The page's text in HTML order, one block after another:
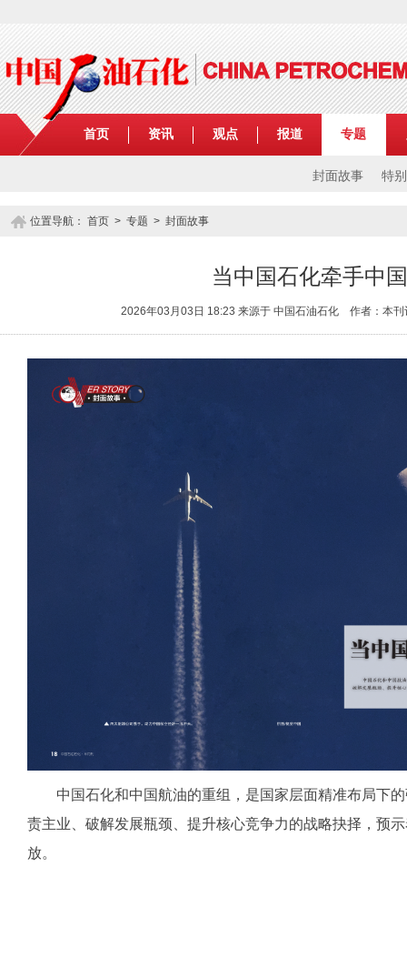
首页 资讯 观点 报道 专题
封面故事 特
位置导航： 首页 > 专题 > 封面故事
当中国石化牵手中
2026年03月03日 18:23 来源于 中国石油石化 作者：
中国石化和中国航油的重组，是国家层面精准布局下的
责主业、破解发展瓶颈、提升核心竞争力的战略抉择，预
放。